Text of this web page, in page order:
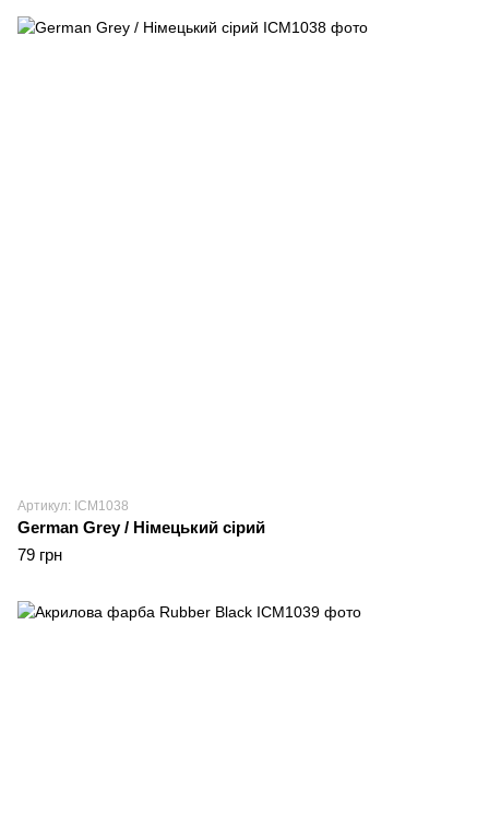
Артикул: ICM1038
German Grey / Німецький сірий
79 грн